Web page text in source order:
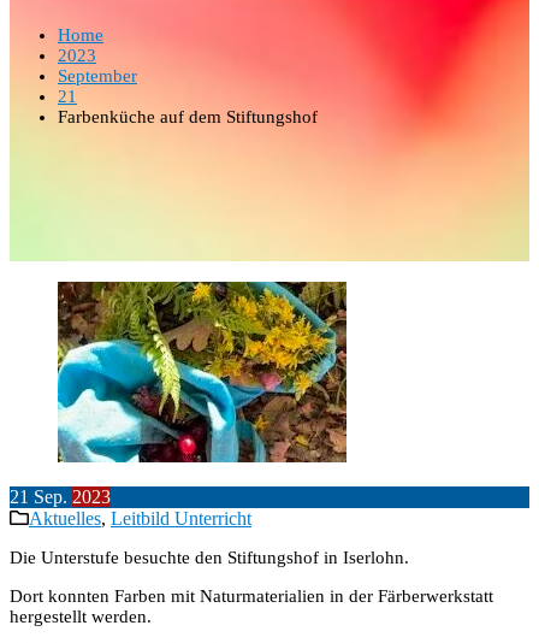
Home
2023
September
21
Farbenküche auf dem Stiftungshof
21 Sep. 2023
Aktuelles, Leitbild Unterricht
Die Unterstufe besuchte den Stiftungshof in Iserlohn.
Dort konnten Farben mit Naturmaterialien in der Färberwerkstatt
hergestellt werden.